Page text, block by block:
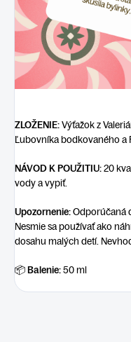
ZLOŽENIE:Výťažok z
Ľubovníka bodkovaného a
NÁVOD K POUŽITIU:20
vody a vypiť.
Upozornenie:Odporúčaná
Nesmie sa používať ako
dosahu malých detí.
📦Balenie:50 ml